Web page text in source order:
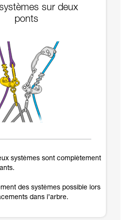
sur deux
ponts
systèmes sont complètement
des systèmes possible lors
dans l’arbre.